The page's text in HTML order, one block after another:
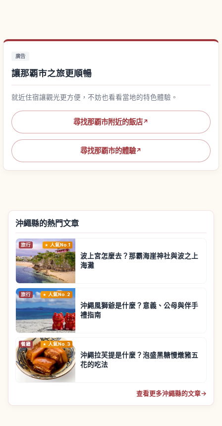
廣告
讓那覇市之旅更順暢
就近住宿讓觀光更方便，不妨也看看當地的特色體驗。
尋找那覇市附近的飯店↗
尋找那覇市的體驗↗
沖繩縣的熱門文章
旅行 人氣No.1
波上宮怎麼去？那霸海崖神社與波之上
海灘
旅行 人氣No.2
沖繩風獅爺是什麼？意義、公母與伴手
禮指南
餐廳 人氣No.3
沖繩拉芙提是什麼？泡盛黑糖慢燉豬五
花的吃法
查看更多沖繩縣的文章→